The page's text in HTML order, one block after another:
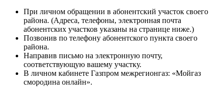
При личном обращении в абонентский участок своего
района. (Адреса, телефоны, электронная почта
абонентских участков указаны на странице ниже.)
Позвонив по телефону абонентского пункта своего
района.
Направив письмо на электронную почту,
соответствующую вашему участку.
В личном кабинете Газпром межрегионгаз: «Мойгаз
смородина онлайн».